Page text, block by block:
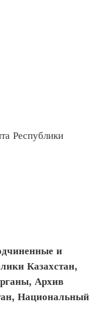
Республики
и
Казахстан,
Архив
Национальный